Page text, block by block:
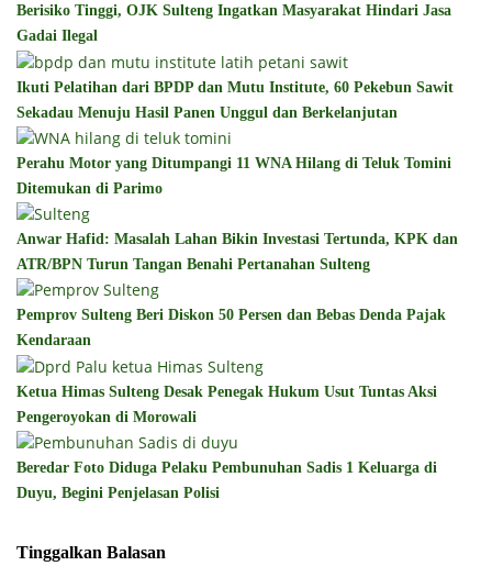
Berisiko Tinggi, OJK Sulteng Ingatkan Masyarakat Hindari Jasa
Gadai Ilegal
Ikuti Pelatihan dari BPDP dan Mutu Institute, 60 Pekebun Sawit
Sekadau Menuju Hasil Panen Unggul dan Berkelanjutan
Perahu Motor yang Ditumpangi 11 WNA Hilang di Teluk Tomini
Ditemukan di Parimo
Anwar Hafid: Masalah Lahan Bikin Investasi Tertunda, KPK dan
ATR/BPN Turun Tangan Benahi Pertanahan Sulteng
Pemprov Sulteng Beri Diskon 50 Persen dan Bebas Denda Pajak
Kendaraan
Ketua Himas Sulteng Desak Penegak Hukum Usut Tuntas Aksi
Pengeroyokan di Morowali
Beredar Foto Diduga Pelaku Pembunuhan Sadis 1 Keluarga di
Duyu, Begini Penjelasan Polisi
Tinggalkan Balasan